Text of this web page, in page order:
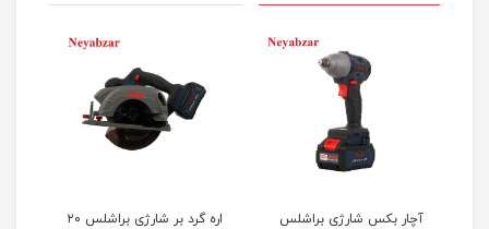
آچار بکس شارژی براشلس اره گرد بر شارژی براشلس ۲۰